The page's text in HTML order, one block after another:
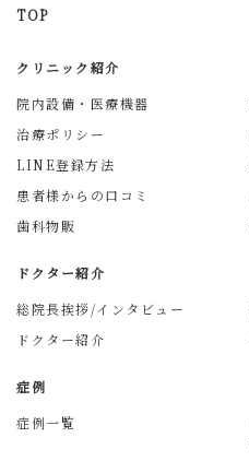
TOP
クリニック紹介
院内設備・医療機器
治療ポリシー
LINE登録方法
患者様からの口コミ
歯科物販
ドクター紹介
総院長挨拶/インタビュー
ドクター紹介
症例
症例一覧